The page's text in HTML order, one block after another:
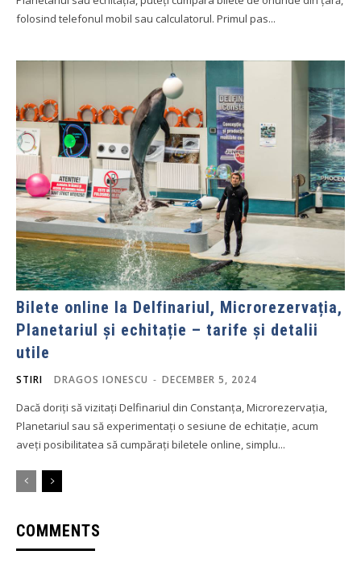
folosind telefonul mobil sau calculatorul. Primul pas...
Bilete online la Delfinariul, Microrezervația,
Planetariul și echitație – tarife și detalii
utile
STIRI DRAGOS IONESCU - DECEMBER 5, 2024
Dacă doriți să vizitați Delfinariul din Constanța, Microrezervația,
Planetariul sau să experimentați o sesiune de echitație, acum
aveți posibilitatea să cumpărați biletele online, simplu...
COMMENTS